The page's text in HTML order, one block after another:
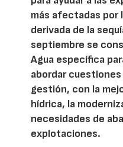
más afectadas por
derivada de la
septiembre se
Agua específica
abordar
gestión, con la
hídrica, la
necesidades de
explotaciones.